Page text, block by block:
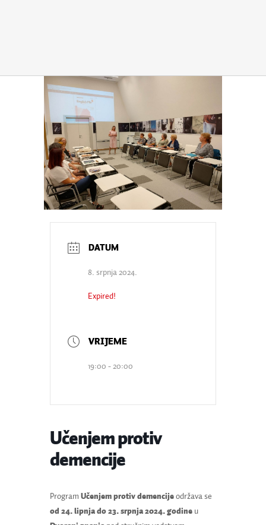
8. srpnja 2024.
Expired!
19:00 - 20:00
Učenjem protiv
demencije
Program Učenjem protiv demencijeodržava se
od 24. lipnja do 23. srpnja 2024. godineu